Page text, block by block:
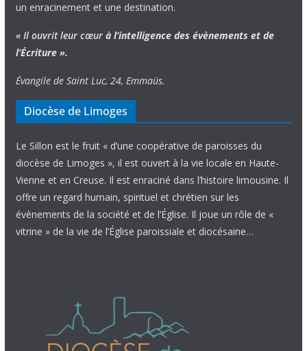
un enracinement et une destination.
« Il ouvrit leur cœur à l’intelligence des évènements et de
l’Écriture ».
Évangile de Saint Luc, 24, Emmaüs.
Diocèse de Limoges
Le Sillon est le fruit « d’une coopérative de paroisses du
diocèse de Limoges », il est ouvert à la vie locale en Haute-
Vienne et en Creuse. Il est enraciné dans l’histoire limousine. Il
offre un regard humain, spirituel et chrétien sur les
évènements de la société et de l’Église. Il joue un rôle de «
vitrine » de la vie de l’Église paroissiale et diocésaine…